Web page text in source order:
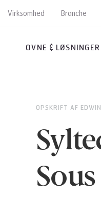
Virksomhed Branche
OVNE & LØSNINGER
OPSKRIFT AF